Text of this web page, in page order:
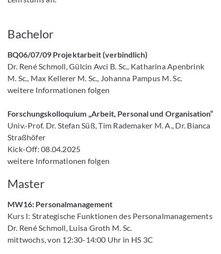
Bachelor
BQ06/07/09 Projektarbeit (verbindlich)
Dr. René Schmoll, Gülcin Avci B. Sc., Katharina Apenbrink
M. Sc., Max Kellerer M. Sc., Johanna Pampus M. Sc.
weitere Informationen folgen
Forschungskolloquium „Arbeit, Personal und Organisation“
Univ.-Prof. Dr. Stefan Süß, Tim Rademaker M. A., Dr. Bianca
Straßhöfer
Kick-Off: 08.04.2025
weitere Informationen folgen
Master
MW16: Personalmanagement
Kurs I: Strategische Funktionen des Personalmanagements
Dr. René Schmoll, Luisa Groth M. Sc.
mittwochs, von 12:30-14:00 Uhr in HS 3C